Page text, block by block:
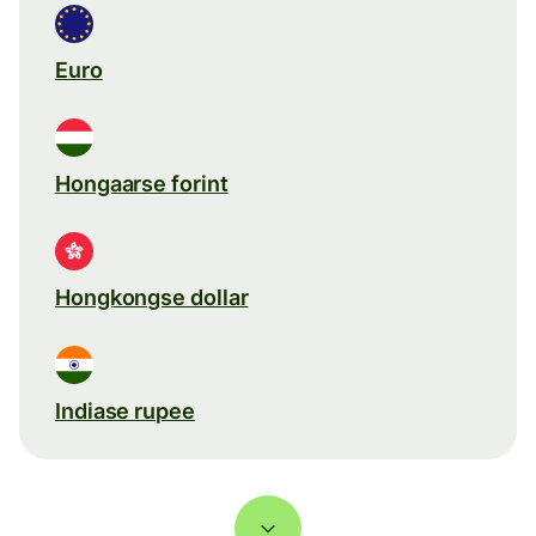
Euro
Hongaarse forint
Hongkongse dollar
Indiase rupee